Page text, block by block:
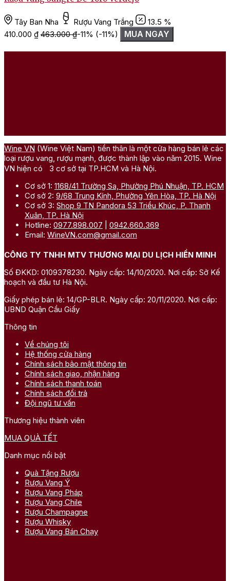
Tây Ban Nha Rượu Vang Trắng
13.5 %
410.000 ₫ 463.000₫-11% (-11%) MUA NGAY
Wine VN (Wine Việt Nam) tiền thân là một cửa hàng bán lẻ các
loại rượu vang, rượu mạnh, được thành lập vào năm 2015. Wine
VN hiện có 3 cơ sở tại TP.HCM và Hà Nội.
Cơ sở 1: 1168/41 Trường Sa, Phường Phú Nhuận, TP. HCM
Cơ sở 2: 9/68 Trung Kính, Phường Yên Hòa, TP. Hà Nội
Cơ sở 3: Shop 9 TN Pandora 53 Triều Khúc, P. Thanh
Xuân, TP. Hà Nội
Hotline: 0977.898.007
0942.660.369
Email: WineVN.com@gmail.com
CÔNG TY TNHH MTV THƯƠNG MẠI DU LỊCH HIỀN MINH
Số ĐKKD: 0109378230. Ngày cấp: 14/10/2020. Nơi cấp: Sở Kế
hoạch và đầu tư Hà Nội.
Giấy phép bán lẻ: 14/GP-BLR. Ngày cấp: 20/11/2020. Nơi cấp:
UBND Quận Cầu Giấy
Thông tin
Về chúng tôi
Hệ thống cửa hàng
Chính sách bảo mật thông tin
Chính sách giao, nhận hàng
Chính sách thanh toán
Chính sách đổi trả
Đội ngũ tư vấn
Thương hiệu thành viên
MUA QUÀ TẾT
Danh mục nổi bật
Quà Tặng Rượu
Rượu Vang Ý
Rượu Vang Pháp
Rượu Vang Chile
Rượu Champagne
Rượu Whisky
Rượu Vang Bán Chạy